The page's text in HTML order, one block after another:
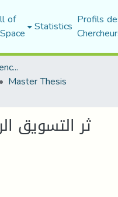
of Statistics Profils
Faculty of Economic Sciences, Commerce and Management Sciences
Master Thesis
ثر التسويق